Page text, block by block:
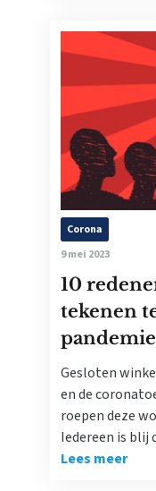
Corona
9 mei 2023
10
tekenen
Gesloten
en de
roepen deze
Iedereen is
Lees meer